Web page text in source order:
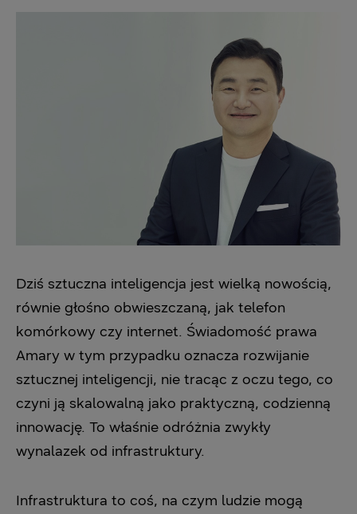
Dziś sztuczna inteligencja jest wielką nowością,
równie głośno obwieszczaną, jak telefon
komórkowy czy internet. Świadomość prawa
Amary w tym przypadku oznacza rozwijanie
sztucznej inteligencji, nie tracąc z oczu tego, co
czyni ją skalowalną jako praktyczną, codzienną
innowację. To właśnie odróżnia zwykły
wynalazek od infrastruktury.
Infrastruktura to coś, na czym ludzie mogą